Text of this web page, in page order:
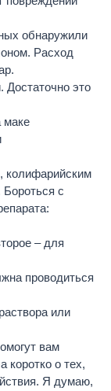
обнаружили
Расход
Достаточно это
маке
колифарийским
с
– для
проводиться
или
вам
коротко о тех,
Я думаю,